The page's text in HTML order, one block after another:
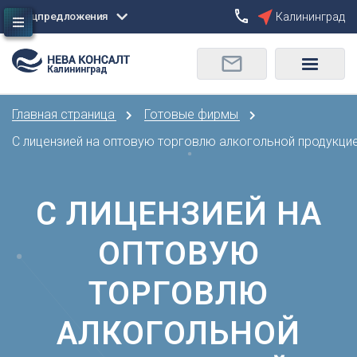
Сбросить
Москва
Санкт-Петербург
Б
Барнаул
Белгород
Владивосток
Владикавказ
О
Орел
Оренбург
Пермь
Р
Ростов-на-Дону
Рязань
С
Самара
Саранск
Спецпредложения Калининград
Калининград
Главная страница
Готовые фирмы
С лицензией на оптовую торговлю алкогольной
С ЛИЦЕНЗИЕЙ НА
ОПТОВУЮ
ТОРГОВЛЮ
АЛКОГОЛЬНОЙ